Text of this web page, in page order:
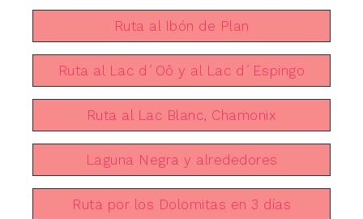
Ruta al Ibón de Plan
Ruta al Lac d´Oô y al Lac d´Espingo
Ruta al Lac Blanc, Chamonix
Laguna Negra y alrededores
Ruta por los Dolomitas en 3 días